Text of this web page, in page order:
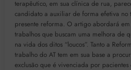
terapêutico, em sua clínica de rua,
candidato a auxiliar de forma efetiva no
presente reforma. O artigo abordará em
trabalhos que buscam uma melhora de
na vida dos ditos “loucos”. Tanto a
trabalho do AT tem em sua base a
exclusão que é vivenciada por pacientes